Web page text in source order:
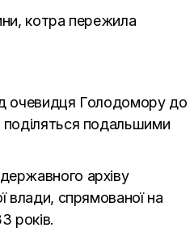
котра пережила
очевидця Голодомору до
поділяться подальшими
архіву
влади, спрямованої на
років.